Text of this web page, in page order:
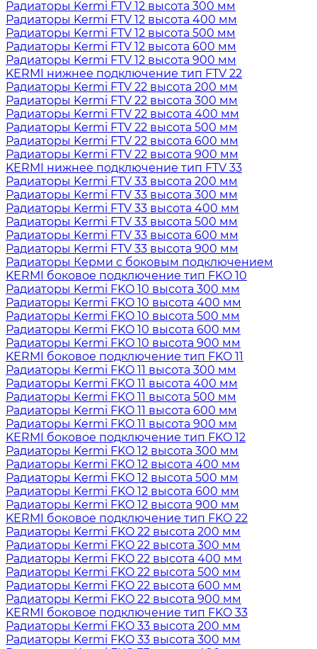
Радиаторы Kermi FTV 12 высота 300 мм
Радиаторы Kermi FTV 12 высота 400 мм
Радиаторы Kermi FTV 12 высота 500 мм
Радиаторы Kermi FTV 12 высота 600 мм
Радиаторы Kermi FTV 12 высота 900 мм
KERMI нижнее подключение тип FTV 22
Радиаторы Kermi FTV 22 высота 200 мм
Радиаторы Kermi FTV 22 высота 300 мм
Радиаторы Kermi FTV 22 высота 400 мм
Радиаторы Kermi FTV 22 высота 500 мм
Радиаторы Kermi FTV 22 высота 600 мм
Радиаторы Kermi FTV 22 высота 900 мм
KERMI нижнее подключение тип FTV 33
Радиаторы Kermi FTV 33 высота 200 мм
Радиаторы Kermi FTV 33 высота 300 мм
Радиаторы Kermi FTV 33 высота 400 мм
Радиаторы Kermi FTV 33 высота 500 мм
Радиаторы Kermi FTV 33 высота 600 мм
Радиаторы Kermi FTV 33 высота 900 мм
Радиаторы Керми с боковым подключением
KERMI боковое подключение тип FKO 10
Радиаторы Kermi FKO 10 высота 300 мм
Радиаторы Kermi FKO 10 высота 400 мм
Радиаторы Kermi FKO 10 высота 500 мм
Радиаторы Kermi FKO 10 высота 600 мм
Радиаторы Kermi FKO 10 высота 900 мм
KERMI боковое подключение тип FKO 11
Радиаторы Kermi FKO 11 высота 300 мм
Радиаторы Kermi FKO 11 высота 400 мм
Радиаторы Kermi FKO 11 высота 500 мм
Радиаторы Kermi FKO 11 высота 600 мм
Радиаторы Kermi FKO 11 высота 900 мм
KERMI боковое подключение тип FKO 12
Радиаторы Kermi FKO 12 высота 300 мм
Радиаторы Kermi FKO 12 высота 400 мм
Радиаторы Kermi FKO 12 высота 500 мм
Радиаторы Kermi FKO 12 высота 600 мм
Радиаторы Kermi FKO 12 высота 900 мм
KERMI боковое подключение тип FKO 22
Радиаторы Kermi FKO 22 высота 200 мм
Радиаторы Kermi FKO 22 высота 300 мм
Радиаторы Kermi FKO 22 высота 400 мм
Радиаторы Kermi FKO 22 высота 500 мм
Радиаторы Kermi FKO 22 высота 600 мм
Радиаторы Kermi FKO 22 высота 900 мм
KERMI боковое подключение тип FKO 33
Радиаторы Kermi FKO 33 высота 200 мм
Радиаторы Kermi FKO 33 высота 300 мм